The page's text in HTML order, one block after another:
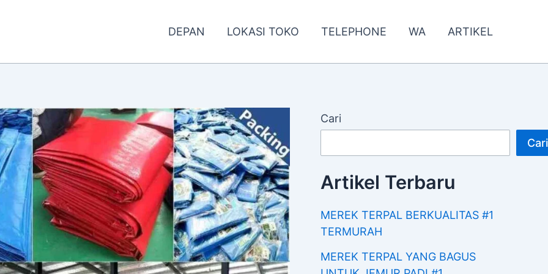
DEPAN LOKASI TOKO TELEPHONE WA ARTIKEL
Cari
Cari
Artikel Terbaru
MEREK TERPAL BERKUALITAS #1
TERMURAH
MEREK TERPAL YANG BAGUS